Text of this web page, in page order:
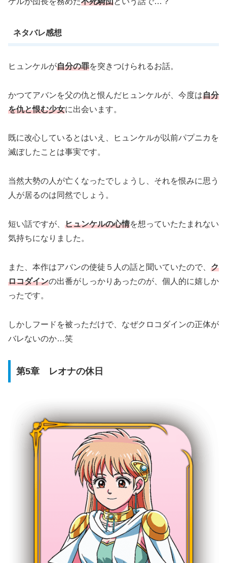
ネタバレ感想
ヒュンケルが自分の罪を突きつけられるお話。
かつてアバンを父の仇と恨んだヒュンケルが、今度は自分
を仇と恨む少女に出会います。
既に改心しているとはいえ、ヒュンケルが以前パプニカを
滅ぼしたことは事実です。
当然大勢の人が亡くなったでしょうし、それを恨みに思う
人が居るのは同然でしょう。
短い話ですが、 ヒュンケルの心情を想っていたたまれない
気持ちになりました。
また、本作はアバンの使徒５人の話と聞いていたので、 ク
ロコダインの出番がしっかりあったのが、個人的に嬉しか
ったです。
しかしフードを被っただけで、なぜクロコダインの正体が
バレないのか…笑
第5章 レオナの休日